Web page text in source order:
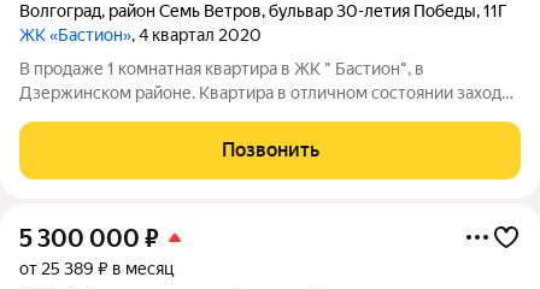
Волгоград, район Семь Ветров,бульвар 30-летия Победы,11Г
ЖК «Бастион», 4 квартал 2020
В продаже 1 комнатная квартира в ЖК " Бастион", в
Дзержинском районе. Квартира в отличном состоянии заходи
комната 16 кв. м, санузел совмещен. При продаже остаётся
кухоный гарнитур с
Позвонить
5 300 000 ₽
от 25 389 ₽ в месяц